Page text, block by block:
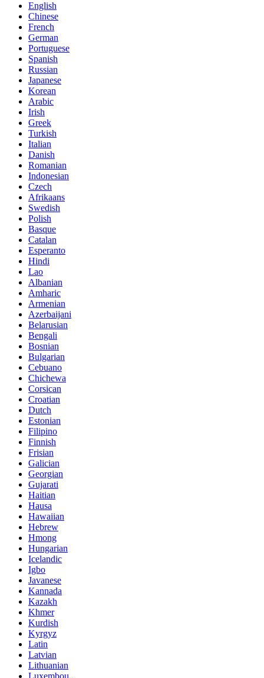
English
Chinese
French
German
Portuguese
Spanish
Russian
Japanese
Korean
Arabic
Irish
Greek
Turkish
Italian
Danish
Romanian
Indonesian
Czech
Afrikaans
Swedish
Polish
Basque
Catalan
Esperanto
Hindi
Lao
Albanian
Amharic
Armenian
Azerbaijani
Belarusian
Bengali
Bosnian
Bulgarian
Cebuano
Chichewa
Corsican
Croatian
Dutch
Estonian
Filipino
Finnish
Frisian
Galician
Georgian
Gujarati
Haitian
Hausa
Hawaiian
Hebrew
Hmong
Hungarian
Icelandic
Igbo
Javanese
Kannada
Kazakh
Khmer
Kurdish
Kyrgyz
Latin
Latvian
Lithuanian